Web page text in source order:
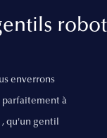
enverrons
à
, qu'un gentil